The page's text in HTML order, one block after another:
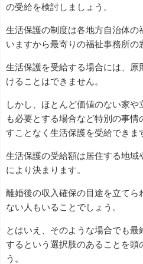
の受給を検討しましょう。
生活保護の制度は各地方自治体の
いますから最寄りの福祉事務所の
生活保護を受給する場合には、
けることはできません。
しかし、ほとんど価値のない家
も必要とする場合など特別の事
すことなく生活保護を受給できま
生活保護の受給額は居住する地
により決まります。
離婚後の収入確保の目途を立て
ない人もいることでしょう。
とはいえ、そのような場合でも
するという選択肢のあることを頭
う。